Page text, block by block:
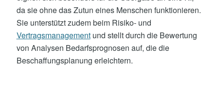
da sie ohne das Zutun eines Menschen funktionieren.
Sie unterstützt zudem beim Risiko- und
Vertragsmanagementund stellt durch die Bewertung
von Analysen Bedarfsprognosen auf, die die
Beschaffungsplanung erleichtern.